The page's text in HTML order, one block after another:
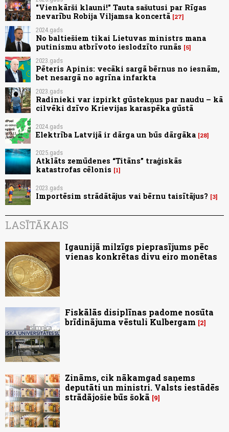
"Vienkārši klauni!" Tauta sašutusi par Rīgas
nevarību Robija Viljamsa koncertā 27
2024.gads
No baltiešiem tikai Lietuvas ministrs mana
putinismu atbrīvoto ieslodzīto runās
5
2023.gads
Pēteris Apinis: vecāki sargā bērnus no iesnām,
bet nesargā no agrīna infarkta
2023.gads
Radinieki var izpirkt gūstekņus par naudu – kā
cilvēki dzīvo Krievijas karaspēka gūstā
2024.gads
Elektrība Latvijā ir dārga un būs dārgāka 28
2025.gads
Atklāts zemūdenes “Titāns” traģiskās
katastrofas cēlonis
1
2023.gads
Importēsim strādātājus vai bērnu taisītājus? 3
LASĪTĀKAIS
Igaunijā milzīgs pieprasījums pēc
vienas konkrētas divu eiro monētas
Fiskālās disiplīnas padome nosūta
brīdinājuma vēstuli Kulbergam
2
Zināms, cik nākamgad saņems
deputāti un ministri. Valsts iestādēs
strādājošie būs šokā
9